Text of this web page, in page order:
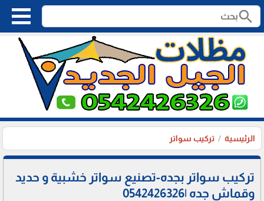
search
الرئيسية تركيب سواتر
تركيب سواتر بجده-تصنيع سواتر خشبية و حديد
وقماش جده |0542426326